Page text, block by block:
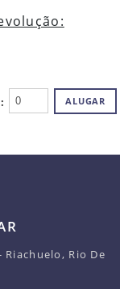
ALUGAR
Riachuelo, Rio De